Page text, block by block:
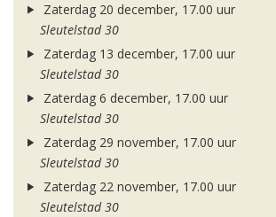
Zaterdag 20 december, 17.00 uur
Sleutelstad 30
Zaterdag 13 december, 17.00 uur
Sleutelstad 30
Zaterdag 6 december, 17.00 uur
Sleutelstad 30
Zaterdag 29 november, 17.00 uur
Sleutelstad 30
Zaterdag 22 november, 17.00 uur
Sleutelstad 30